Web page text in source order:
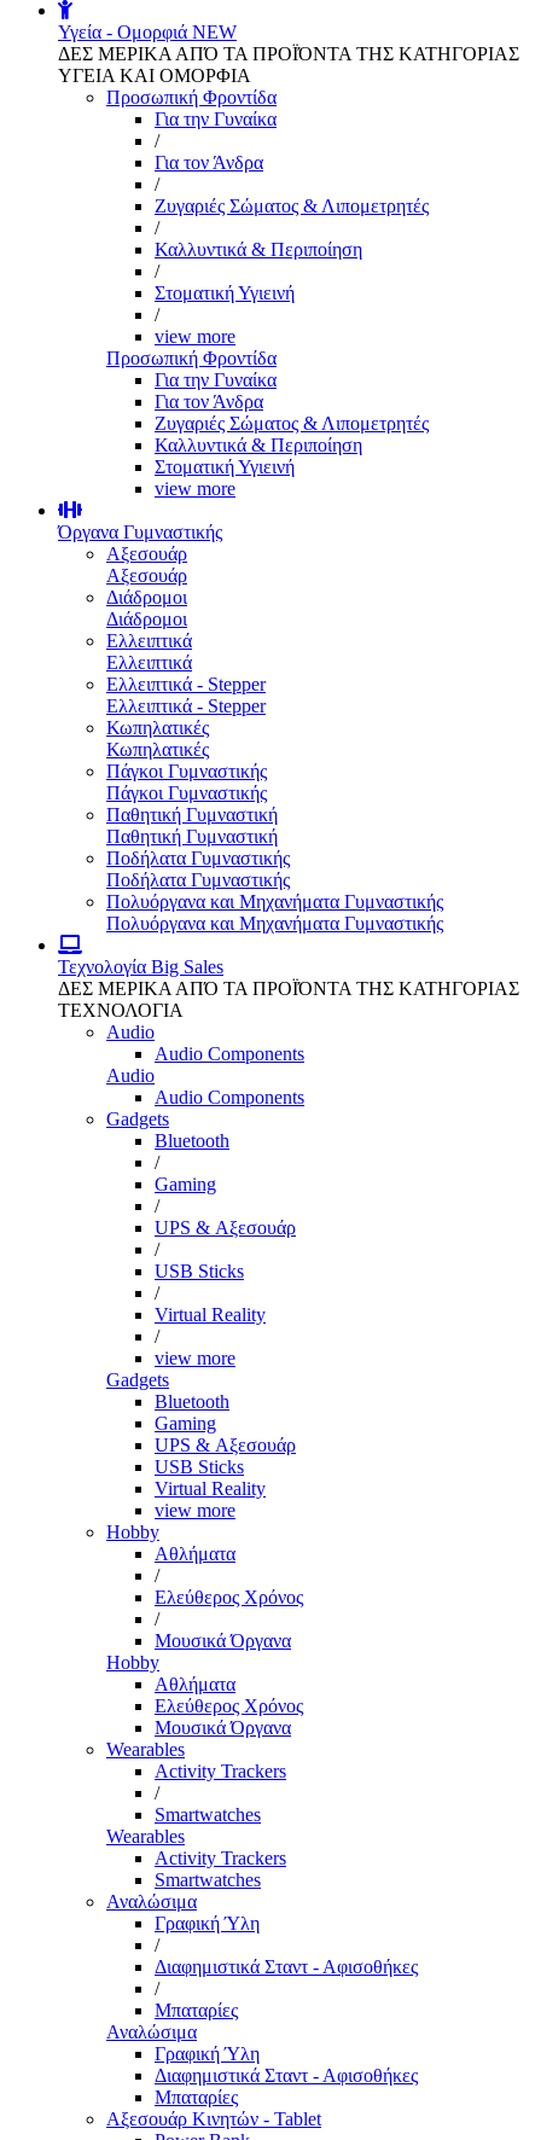
Υγεία - Ομορφιά NEW
ΔΕΣ ΜΕΡΙΚΑ ΑΠΌ ΤΑ ΠΡΟΪΌΝΤΑ ΤΗΣ ΚΑΤΗΓΟΡΙΑΣ
ΥΓΕΙΑ ΚΑΙ ΟΜΟΡΦΙΑ
Προσωπική Φροντίδα
Για την Γυναίκα
/
Για τον Άνδρα
/
Ζυγαριές Σώματος & Λιπομετρητές
/
Καλλυντικά & Περιποίηση
/
Στοματική Υγιεινή
/
view more
Προσωπική Φροντίδα
Για την Γυναίκα
Για τον Άνδρα
Ζυγαριές Σώματος & Λιπομετρητές
Καλλυντικά & Περιποίηση
Στοματική Υγιεινή
view more
Όργανα Γυμναστικής
Αξεσουάρ
Αξεσουάρ
Διάδρομοι
Διάδρομοι
Ελλειπτικά
Ελλειπτικά
Ελλειπτικά - Stepper
Ελλειπτικά - Stepper
Κωπηλατικές
Κωπηλατικές
Πάγκοι Γυμναστικής
Πάγκοι Γυμναστικής
Παθητική Γυμναστική
Παθητική Γυμναστική
Ποδήλατα Γυμναστικής
Ποδήλατα Γυμναστικής
Πολυόργανα και Μηχανήματα Γυμναστικής
Πολυόργανα και Μηχανήματα Γυμναστικής
Τεχνολογία Big Sales
ΔΕΣ ΜΕΡΙΚΑ ΑΠΌ ΤΑ ΠΡΟΪΌΝΤΑ ΤΗΣ ΚΑΤΗΓΟΡΙΑΣ
ΤΕΧΝΟΛΟΓΙΑ
Audio
Audio Components
Audio
Audio Components
Gadgets
Bluetooth
/
Gaming
/
UPS & Αξεσουάρ
/
USB Sticks
/
Virtual Reality
/
view more
Gadgets
Bluetooth
Gaming
UPS & Αξεσουάρ
USB Sticks
Virtual Reality
view more
Hobby
Αθλήματα
/
Ελεύθερος Χρόνος
/
Μουσικά Όργανα
Hobby
Αθλήματα
Ελεύθερος Χρόνος
Μουσικά Όργανα
Wearables
Activity Trackers
/
Smartwatches
Wearables
Activity Trackers
Smartwatches
Αναλώσιμα
Γραφική Ύλη
/
Διαφημιστικά Σταντ - Αφισοθήκες
/
Μπαταρίες
Αναλώσιμα
Γραφική Ύλη
Διαφημιστικά Σταντ - Αφισοθήκες
Μπαταρίες
Αξεσουάρ Κινητών - Tablet